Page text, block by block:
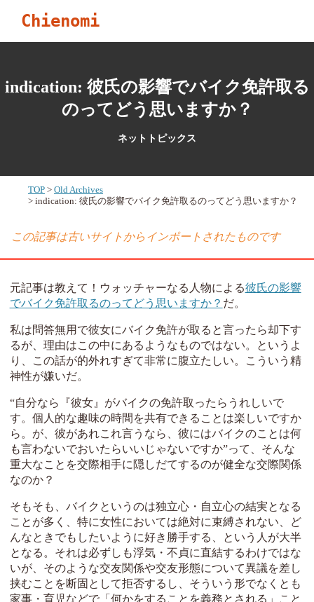
Chienomi
indication: 彼氏の影響でバイク免許取る
のってどう思いますか？
ネットトピックス
TOP
Old Archives
indication: 彼氏の影響でバイク免許取るのってどう思いますか？
この記事は古いサイトからインポートされたものです
元記事は教えて！ウォッチャーなる人物による彼氏の影響
でバイク免許取るのってどう思いますか？ だ。
私は問答無用で彼女にバイク免許が取ると言ったら却下す
るが、理由はこの中にあるようなものではない。というよ
り、この話が的外れすぎて非常に腹立たしい。こういう精
神性が嫌いだ。
“自分なら『彼女』がバイクの免許取ったらうれしいで
す。個人的な趣味の時間を共有できることは楽しいですか
ら。が、彼があれこれ言うなら、彼にはバイクのことは何
も言わないでおいたらいいじゃないですか”って、そんな
重大なことを交際相手に隠しだてするのが健全な交際関係
なのか？
そもそも、バイクというのは独立心・自立心の結実となる
ことが多く、特に女性においては絶対に束縛されない、ど
んなときでもしたいように好き勝手する、という人が大半
となる。それは必ずしも浮気・不貞に直結するわけではな
いが、そのような交友関係や交友形態について異議を差し
挟むことを断固として拒否するし、そういう形でなくとも
家事・育児などで「何かをすることを義務とされる」こと